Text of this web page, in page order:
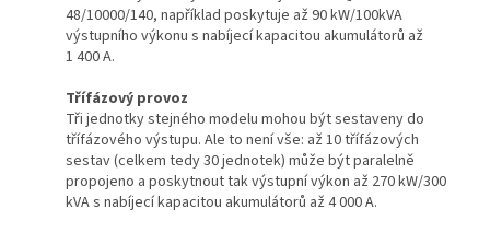
48/10000/140, například poskytuje až 90 kW/100kVA
výstupního výkonu s nabíjecí kapacitou akumulátorů až
1 400 A.
Třífázový provoz
Tři jednotky stejného modelu mohou být sestaveny do
třífázového výstupu. Ale to není vše: až 10 třífázových
sestav (celkem tedy 30 jednotek) může být paralelně
propojeno a poskytnout tak výstupní výkon až 270 kW/300
kVA s nabíjecí kapacitou akumulátorů až 4 000 A.